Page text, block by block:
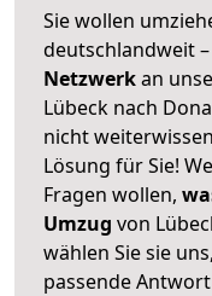
Sie wollen
deutschlandweit
Netzwerkan
Lübeck nach
nicht
Lösung für Sie!
Fragen wollen,
Umzug von
wählen Sie sie
passende